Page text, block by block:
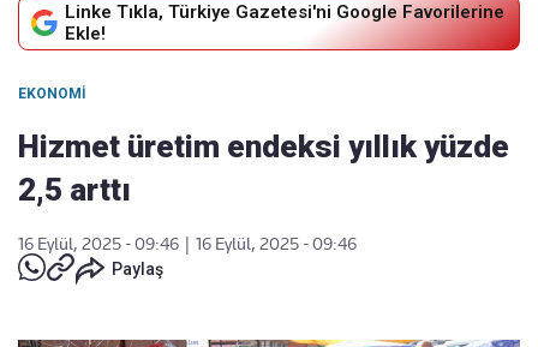
Linke Tıkla, Türkiye Gazetesi'ni Google Favorilerine
Ekle!
EKONOMI
Hizmet üretim endeksi yıllık yüzde
2,5 arttı
16 Eylül, 2025 - 09:46
16 Eylül, 2025 - 09:46
Paylaş